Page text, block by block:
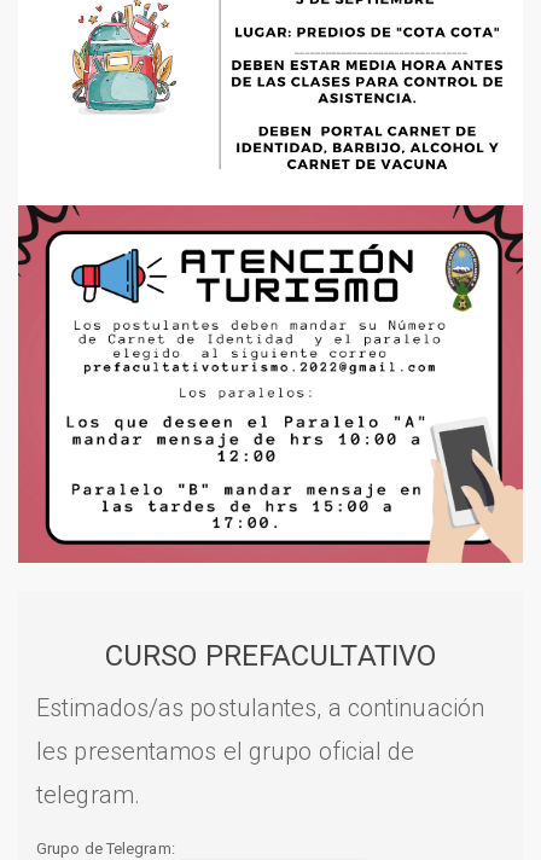
CURSO PREFACULTATIVO
Estimados/as postulantes, a continuación
les presentamos el grupo oficial de
telegram.
Grupo de Telegram: